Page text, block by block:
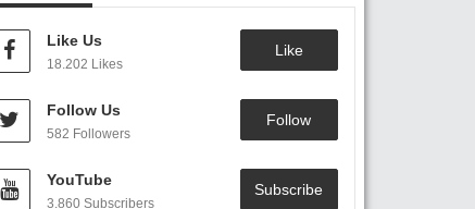
Like Us
18.202 Likes
Like
Follow Us
582 Followers
Follow
YouTube
3.860 Subscribers
Subscribe